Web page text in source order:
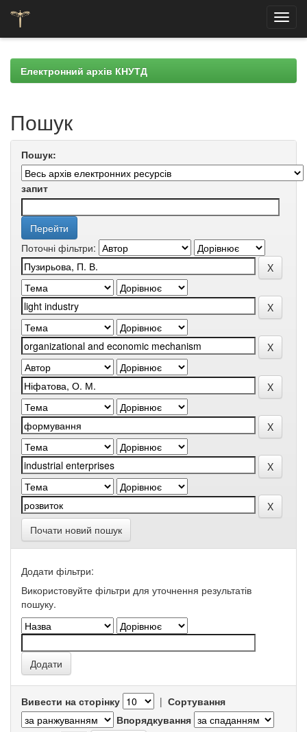
navigationЕлектронний архів КНУТД
Пошук
Пошук:
запит
Поточні фільтри:
Почати новий пошук
Додати фільтри:
Використовуйте фільтри для уточнення результатів
пошуку.
Вивести на сторінку | Сортування
Впорядкування